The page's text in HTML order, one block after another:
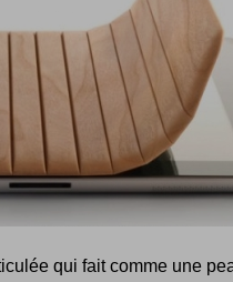
qui fait comme une